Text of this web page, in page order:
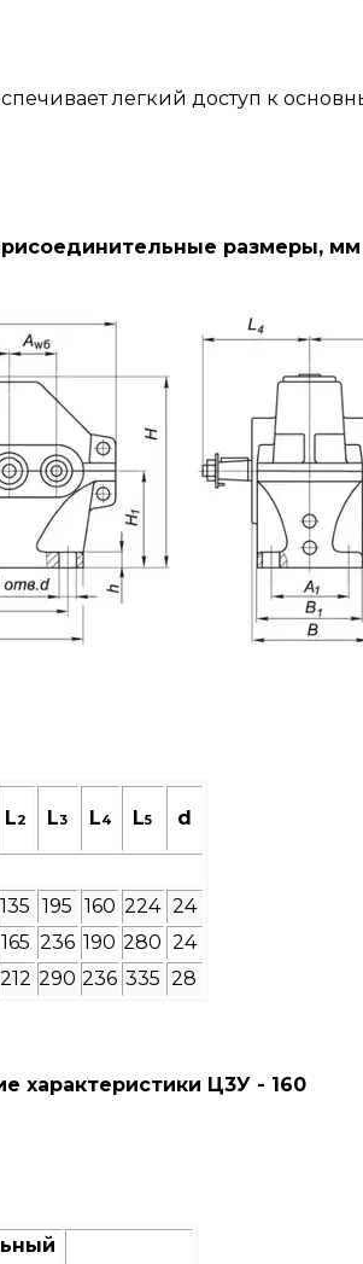
легкий доступ к
размеры, мм
L2 L3 L4 L5 d
135 195 160 224 24
165 236 190 280 24
212 290 236 335 28
характеристики Ц3У - 160